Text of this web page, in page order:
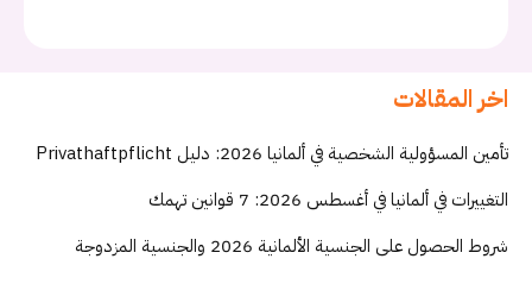
اخر المقالات
تأمين المسؤولية الشخصية في ألمانيا 2026: دليل Privathaftpflicht
التغييرات في ألمانيا في أغسطس 2026: 7 قوانين تهمك
شروط الحصول على الجنسية الألمانية 2026 والجنسية المزدوجة